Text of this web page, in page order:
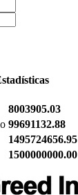
8003905.03
99691132.88
1495724656.95
1500000000.00